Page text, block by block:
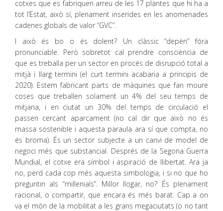
cotxes que es fabriquen arreu de les 17 plantes que hi ha a
tot l’Estat, això sí, plenament inserides en les anomenades
cadenes globals de valor “GVC”.
I això és bo o és dolent? Un clàssic “depèn” fóra
pronunciable. Però sobretot cal prendre consciència de
que es treballa per un sector en procés de disrupció total a
mitjà i llarg termini (el curt termini acabaria a principis de
2020). Estem fabricant parts de màquines que fan moure
coses que treballen solament un 4% del seu temps de
mitjana, i en ciutat un 30% del temps de circulació el
passen cercant aparcament (no cal dir que això no és
massa sostenible i aquesta paraula ara sí que compta, no
és broma). És un sector subjecte a un canvi de model de
negoci més que substancial. Després de la Segona Guerra
Mundial, el cotxe era símbol i aspiració de llibertat. Ara ja
no, perd cada cop més aquesta simbologia, i si no que ho
preguntin als “millenials”. Millor llogar, no? És plenament
racional, o compartir, que encara és més barat. Cap a on
va el món de la mobilitat a les grans megaciutats (o no tant